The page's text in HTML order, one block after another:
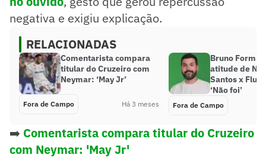
negativa e exigiu explicação.
RELACIONADAS
Comentarista compara
titular do Cruzeiro com
Neymar: ‘May Jr’
Fora de Campo Há 3 meses
Bruno
atitude de
Santos x
‘Não foi’
Fora de Campo
➡️ Comentarista compara titular do Cruzeiro
com Neymar: 'May Jr'